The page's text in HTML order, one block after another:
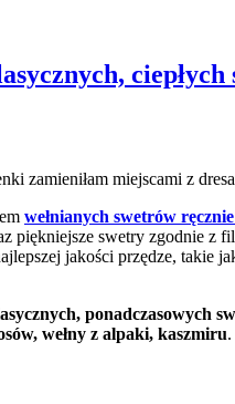
zamieniłam miejscami z
wełnianych swetrów
piękniejsze swetry zgodnie z
jakości przędze, takie
ponadczasowych
wełny z alpaki, kaszmiru.